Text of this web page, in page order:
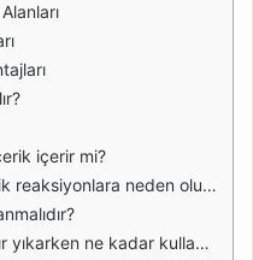
içerir mi?
neden olur mu?
ne kadar kullanmalıyım?